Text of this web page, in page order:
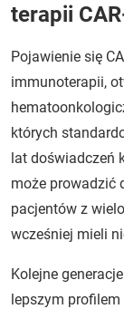
terapii
Pojawienie się
immunoterapii,
których
lat doświadczeń
może prowadzić
pacjentów z
wcześniej mieli
Kolejne
lepszym